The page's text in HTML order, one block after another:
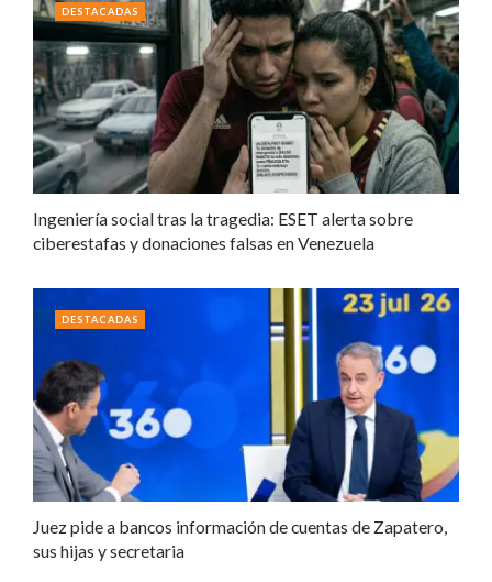
Ingeniería social tras la tragedia: ESET alerta sobre
ciberestafas y donaciones falsas en Venezuela
DESTACADAS
Juez pide a bancos información de cuentas de Zapatero,
sus hijas y secretaria
DESTACADAS